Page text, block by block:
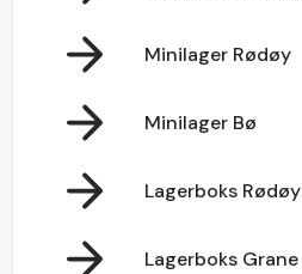
Minilager Rødøy
Minilager Bø
Lagerboks Rødøy
Lagerboks Grane